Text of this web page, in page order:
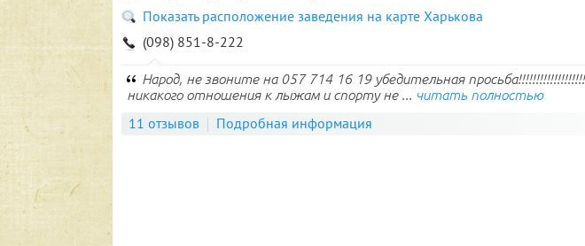
Показать расположение заведения на карте Харькова
(098) 851-8-222
Народ, не звоните на 057 714 16 19 убедительная
никакого отношения к лыжам и спорту не ... читать полностью
11 отзывов Подробная информация